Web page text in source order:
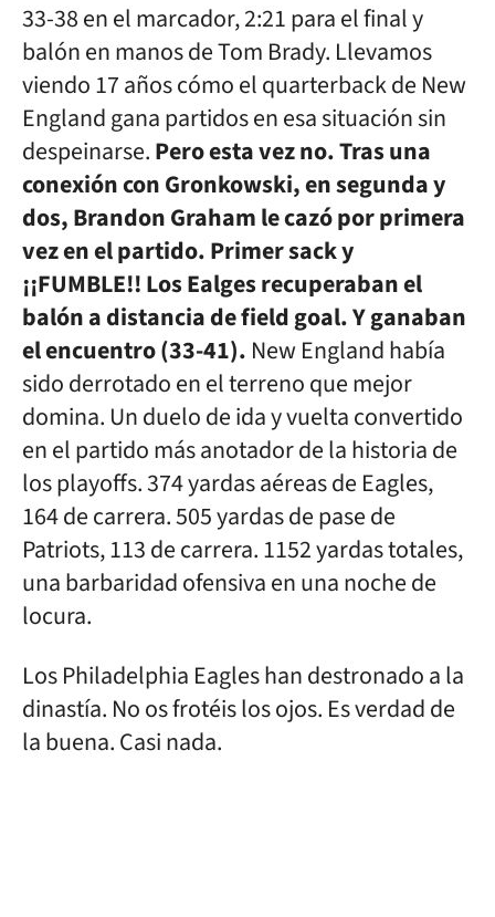
33-38 en el marcador, 2:21 para el final y
balón en manos de Tom Brady. Llevamos
viendo 17 años cómo el quarterback de New
England gana partidos en esa situación sin
despeinarse.Pero esta vez no. Tras una
conexión con Gronkowski, en segunda y
dos, Brandon Graham le cazó por primera
vez en el partido. Primer sack y
¡¡FUMBLE!! Los Ealges recuperaban el
balón a distancia de field goal. Y ganaban
el encuentro (33-41). New England había
sido derrotado en el terreno que mejor
domina. Un duelo de ida y vuelta convertido
en el partido más anotador de la historia de
los playoffs. 374 yardas aéreas de Eagles,
164 de carrera. 505 yardas de pase de
Patriots, 113 de carrera. 1152 yardas totales,
una barbaridad ofensiva en una noche de
locura.
Los Philadelphia Eagles han destronado a la
dinastía. No os frotéis los ojos. Es verdad de
la buena. Casi nada.